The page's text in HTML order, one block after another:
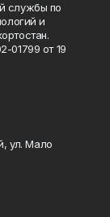
службы по
и
01799 от 19
ул. Мало